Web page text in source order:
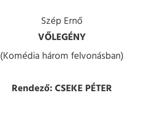
Szép Ernő
VŐLEGÉNY
(Komédia három felvonásban)
Rendező: CSEKE PÉTER